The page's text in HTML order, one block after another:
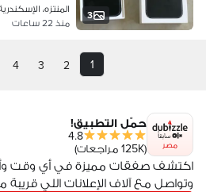
3
المنتزه،
منذ 22 ساعات
1
2
3
4
مصر
حمّل التطبيق!
4.8
(125K مراجعات)
اكتشف صفقات مميزة في أي وقت
وتواصل مع آلاف الإعلانات اللي قريبة